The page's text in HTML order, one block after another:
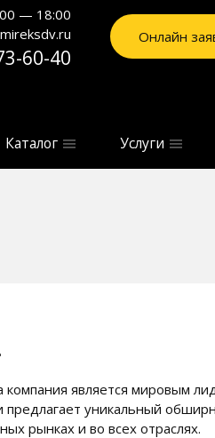
— 18:00
60-40
Онлайн
Каталог Услуги
компания является мировым
предлагает уникальный
рынках и во всех отраслях.